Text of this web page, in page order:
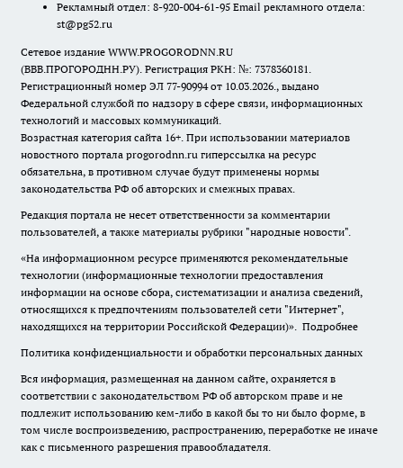
Рекламный отдел: 8-920-004-61-95 Email рекламного отдела:
st@pg52.ru
Сетевое издание WWW.PROGORODNN.RU
(ВВВ.ПРОГОРОДНН.РУ). Регистрация РКН: №: 7378360181.
Регистрационный номер ЭЛ 77-90994 от 10.03.2026., выдано
Федеральной службой по надзору в сфере связи, информационных
технологий и массовых коммуникаций.
Возрастная категория сайта 16+. При использовании материалов
новостного портала progorodnn.ru гиперссылка на ресурс
обязательна, в противном случае будут применены нормы
законодательства РФ об авторских и смежных правах.
Редакция портала не несет ответственности за комментарии
пользователей, а также материалы рубрики "народные новости".
«На информационном ресурсе применяются рекомендательные
технологии (информационные технологии предоставления
информации на основе сбора, систематизации и анализа сведений,
относящихся к предпочтениям пользователей сети "Интернет",
находящихся на территории Российской Федерации)». Подробнее
Политика конфиденциальности и обработки персональных данных
Вся информация, размещенная на данном сайте, охраняется в
соответствии с законодательством РФ об авторском праве и не
подлежит использованию кем-либо в какой бы то ни было форме, в
том числе воспроизведению, распространению, переработке не иначе
как с письменного разрешения правообладателя.